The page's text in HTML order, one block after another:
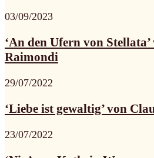
03/09/2023
‘An den Ufern von
Raimondi
29/07/2022
‘Liebe ist gewaltig’ von
23/07/2022